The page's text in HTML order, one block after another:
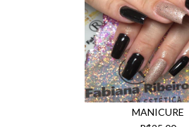
MANICURE